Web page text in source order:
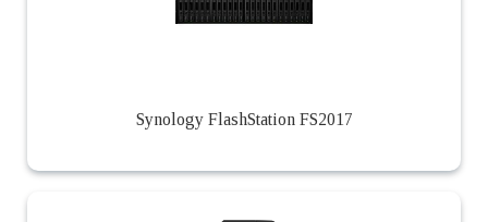
Synology FlashStation FS2017